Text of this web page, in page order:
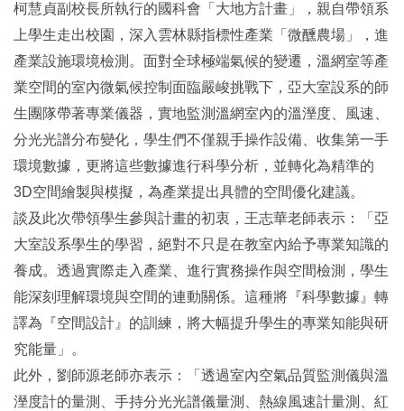
柯慧貞副校長所執行的國科會「大地方計畫」，親自帶領系
上學生走出校園，深入雲林縣指標性產業「微醺農場」，進
產業設施環境檢測。面對全球極端氣候的變遷，溫網室等產
業空間的室內微氣候控制面臨嚴峻挑戰下，亞大室設系的師
生團隊帶著專業儀器，實地監測溫網室內的溫溼度、風速、
分光光譜分布變化，學生們不僅親手操作設備、收集第一手
環境數據，更將這些數據進行科學分析，並轉化為精準的
3D空間繪製與模擬，為產業提出具體的空間優化建議。
談及此次帶領學生參與計畫的初衷，王志華老師表示：「亞
大室設系學生的學習，絕對不只是在教室內給予專業知識的
養成。透過實際走入產業、進行實務操作與空間檢測，學生
能深刻理解環境與空間的連動關係。這種將『科學數據』轉
譯為『空間設計』的訓練，將大幅提升學生的專業知能與研
究能量」。
此外，劉師源老師亦表示：「透過室內空氣品質監測儀與溫
溼度計的量測、手持分光光譜儀量測、熱線風速計量測、紅